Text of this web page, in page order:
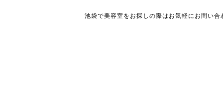
池袋で美容室をお探しの際はお気軽にお問